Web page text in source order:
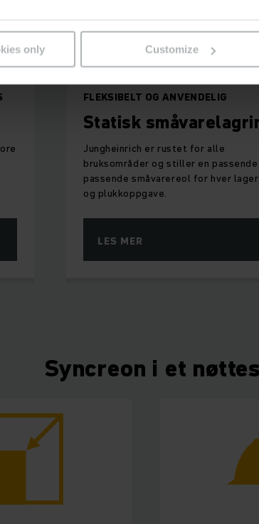
only Customize
FLEKSIBELT OG ANVENDELIG
Statisk
Jungheinrich er rustet for alle
bruksområder og stiller en passende
passende småvarereol for hver
og plukkoppgave.
LES MER
Syncreon i et